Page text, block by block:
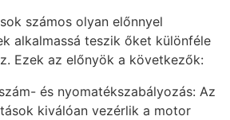
számos olyan előnnyel
alkalmassá teszik őket különféle
Ezek az előnyök a következők:
és nyomatékszabályozás: Az
kiválóan vezérlik a motor